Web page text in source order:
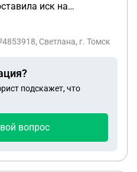
иск на
ущерб на 1000000 р.,
в суде, я на него
сыграть злую шутку
Светлана, г. Томск
подскажет, что
вопрос